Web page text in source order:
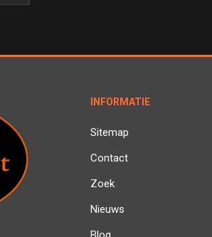
INFORMATIE
Sitemap
Contact
Zoek
Nieuws